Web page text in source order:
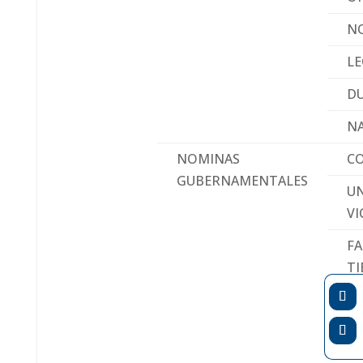
NOMINAS
GUBERNAMENTALES